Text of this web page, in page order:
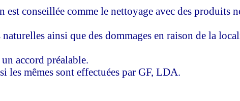
conseillée comme le nettoyage avec des produits
ainsi que des dommages en raison de la
accord préalable.
les mêmes sont effectuées par GF, LDA.